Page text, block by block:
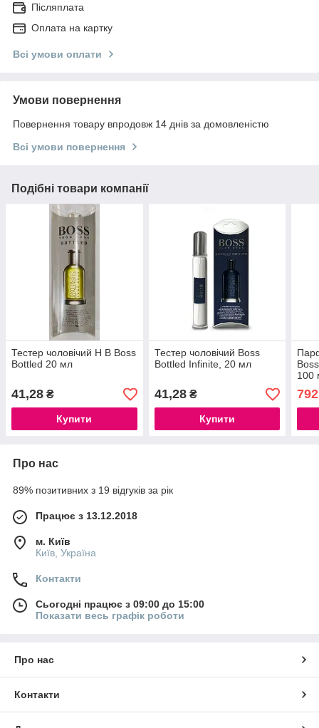
Післяплата
Оплата на картку
Всі умови оплати
Умови повернення
Повернення товару впродовж 14 днів за домовленістю
Всі умови повернення
Подібні товари компанії
Тестер чоловічий H B Boss
Bottled 20 мл
41,28 ₴
Купити
Тестер чоловічий Boss
Bottled Infinite, 20 мл
41,28₴
Купити
100
Про нас
89% позитивних з 19 відгуків за рік
Працює з 13.12.2018
м. Київ
Київ, Україна
Контакти
Сьогодні працює з 09:00 до 15:00
Показати весь графік роботи
Про нас
Контакти